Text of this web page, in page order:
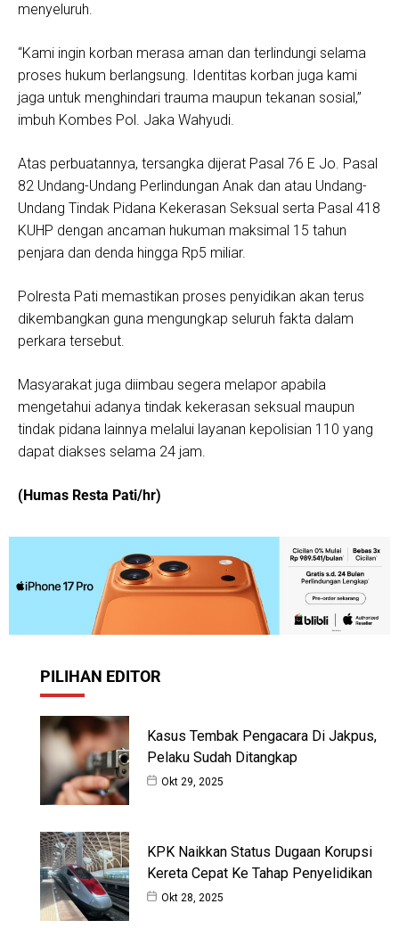
menyeluruh.
“Kami ingin korban merasa aman dan terlindungi selama
proses hukum berlangsung. Identitas korban juga kami
jaga untuk menghindari trauma maupun tekanan sosial,”
imbuh Kombes Pol. Jaka Wahyudi.
Atas perbuatannya, tersangka dijerat Pasal 76 E Jo. Pasal
82 Undang-Undang Perlindungan Anak dan atau Undang-
Undang Tindak Pidana Kekerasan Seksual serta Pasal 418
KUHP dengan ancaman hukuman maksimal 15 tahun
penjara dan denda hingga Rp5 miliar.
Polresta Pati memastikan proses penyidikan akan terus
dikembangkan guna mengungkap seluruh fakta dalam
perkara tersebut.
Masyarakat juga diimbau segera melapor apabila
mengetahui adanya tindak kekerasan seksual maupun
tindak pidana lainnya melalui layanan kepolisian 110 yang
dapat diakses selama 24 jam.
(Humas Resta Pati/hr)
PILIHAN EDITOR
Kasus Tembak Pengacara Di Jakpus,
Pelaku Sudah Ditangkap
Okt 29, 2025
KPK Naikkan Status Dugaan Korupsi
Kereta Cepat Ke Tahap Penyelidikan
Okt 28, 2025